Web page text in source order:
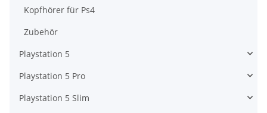
Kopfhörer für Ps4
Zubehör
Playstation 5
Playstation 5 Pro
Playstation 5 Slim